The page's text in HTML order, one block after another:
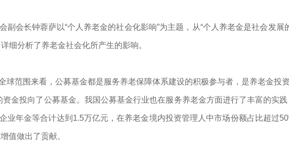
长钟蓉萨以“个人养老金的社会化影响”为主题，从“个人养老金是社会发展
细分析了养老金社会化所产生的影响。
范围来看，公募基金都是服务养老保障体系建设的积极参与者，是养老金投资
金投向了公募基金。我国公募基金行业也在服务养老金方面进行了丰富的实
业年金等合计达到1.5万亿元，在养老金境内投资管理人中市场份额占比超过
值做出了贡献。